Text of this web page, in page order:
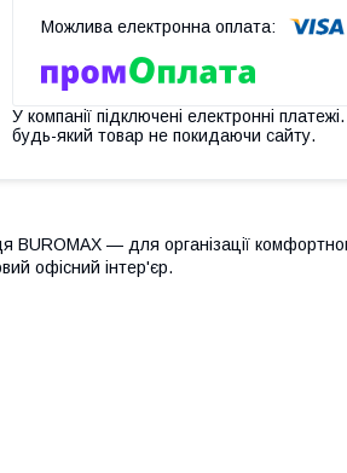
У компанії підключені електронні
будь-який товар не покидаючи сайту.
BUROMAX — для організації
офісний інтер'єр.